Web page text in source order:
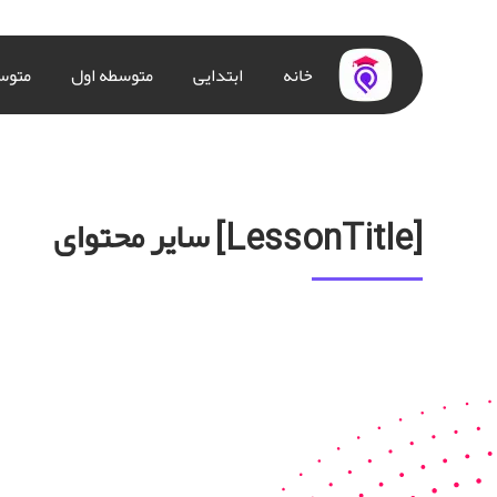
خانه ابتدایی متوسطه اول
سایر محتوای [LessonTitle]